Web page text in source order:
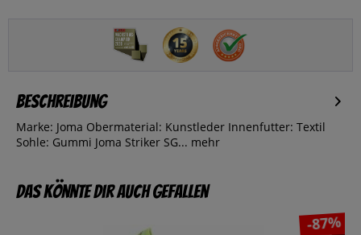
Beschreibung
Marke: Joma Obermaterial: Kunstleder Innenfutter: Textil
Sohle: Gummi Joma Striker SG... mehr
Das könnte dir auch gefallen
-87%